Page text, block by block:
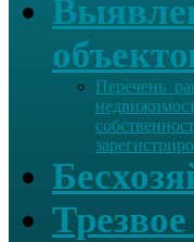
Перечень